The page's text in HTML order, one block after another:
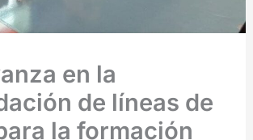
en la
de líneas de
la formación